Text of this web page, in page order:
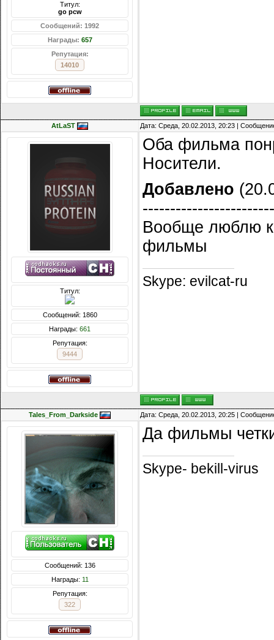
Титул:
go pcw
Сообщений: 1992
Награды: 657
Репутация:
14010
AtLaST Дата: Среда, 20.02.2013, 20:23 |
Титул:
Сообщений: 1860
Награды: 661
Репутация:
9444
Оба фильма
Носители.
Добавлено
Вообще люблю
фильмы
Skype: evilcat-ru
Tales_From_Darkside Дата: Среда, 20.02.2013, 20:25 |
Сообщений: 136
Награды: 11
Репутация:
322
Да фильмы
Skype- bekill-virus